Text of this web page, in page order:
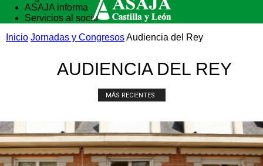
ASAJA informa
Servicios al socio
Formación
Inicio Jornadas y CongresosAudiencia del Rey
AUDIENCIA DEL REY
MÁS RECIENTES